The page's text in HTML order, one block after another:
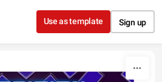
Skip to content
Use as template Sign up